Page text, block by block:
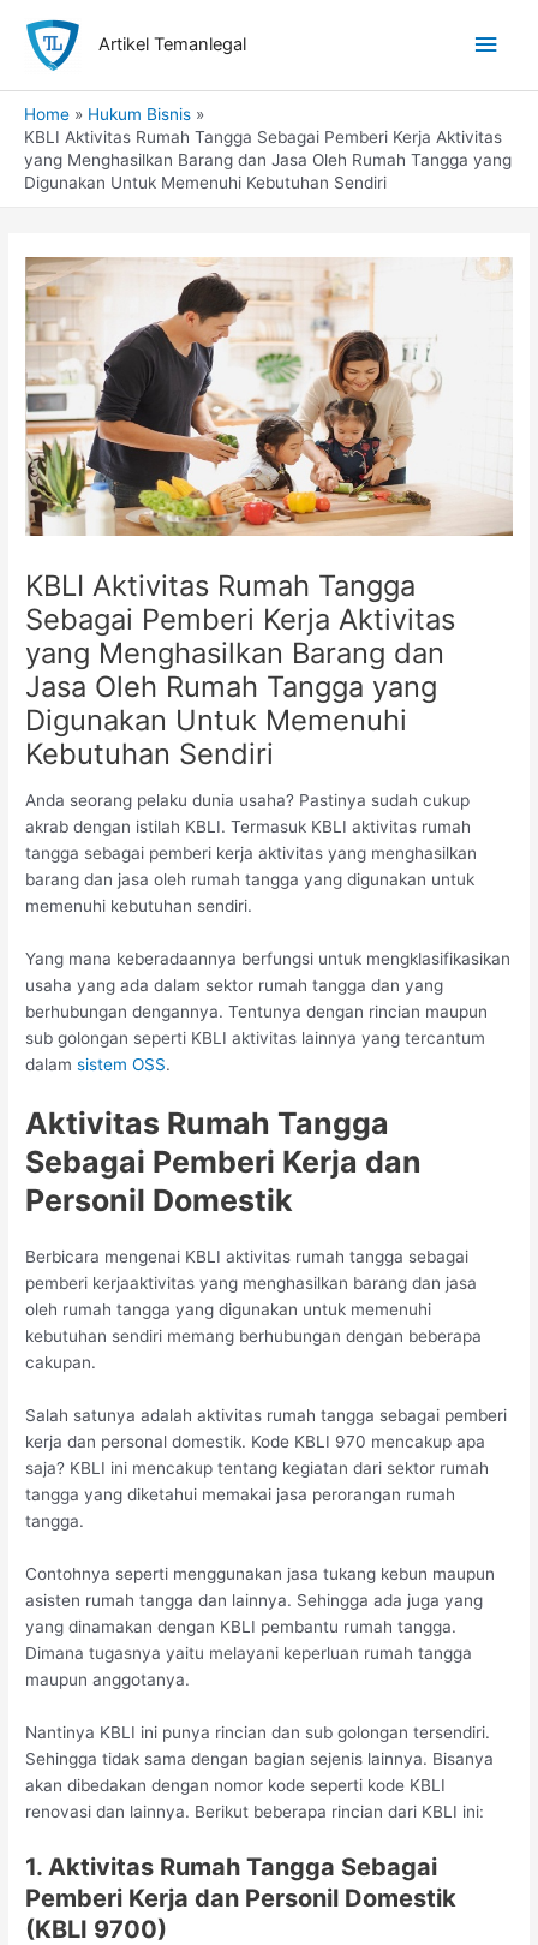
content
Artikel Temanlegal
Main
Home
Hukum Bisnis
KBLI Aktivitas Rumah Tangga Sebagai Pemberi Kerja Aktivitas
yang Menghasilkan Barang dan Jasa Oleh Rumah Tangga yang
Digunakan Untuk Memenuhi Kebutuhan Sendiri
KBLI Aktivitas Rumah Tangga
Sebagai Pemberi Kerja Aktivitas
yang Menghasilkan Barang dan
Jasa Oleh Rumah Tangga yang
Digunakan Untuk Memenuhi
Kebutuhan Sendiri
Anda seorang pelaku dunia usaha? Pastinya sudah cukup
akrab dengan istilah KBLI. Termasuk KBLI aktivitas rumah
tangga sebagai pemberi kerja aktivitas yang menghasilkan
barang dan jasa oleh rumah tangga yang digunakan untuk
memenuhi kebutuhan sendiri.
Yang mana keberadaannya berfungsi untuk mengklasifikasikan
usaha yang ada dalam sektor rumah tangga dan yang
berhubungan dengannya. Tentunya dengan rincian maupun
sub golongan seperti KBLI aktivitas lainnya yang tercantum
dalamsistem OSS.
Aktivitas Rumah Tangga
Sebagai Pemberi Kerja dan
Personil Domestik
Berbicara mengenai KBLI aktivitas rumah tangga sebagai
pemberi kerjaaktivitas yang menghasilkan barang dan jasa
oleh rumah tangga yang digunakan untuk memenuhi
kebutuhan sendiri memang berhubungan dengan beberapa
cakupan.
Salah satunya adalah aktivitas rumah tangga sebagai pemberi
kerja dan personal domestik. Kode KBLI 970 mencakup apa
saja? KBLI ini mencakup tentang kegiatan dari sektor rumah
tangga yang diketahui memakai jasa perorangan rumah
tangga.
Contohnya seperti menggunakan jasa tukang kebun maupun
asisten rumah tangga dan lainnya. Sehingga ada juga yang
yang dinamakan dengan KBLI pembantu rumah tangga.
Dimana tugasnya yaitu melayani keperluan rumah tangga
maupun anggotanya.
Nantinya KBLI ini punya rincian dan sub golongan tersendiri.
Sehingga tidak sama dengan bagian sejenis lainnya. Bisanya
akan dibedakan dengan nomor kode seperti kode KBLI
renovasi dan lainnya. Berikut beberapa rincian dari KBLI ini:
1. Aktivitas Rumah Tangga Sebagai
Pemberi Kerja dan Personil Domestik
(KBLI 9700)